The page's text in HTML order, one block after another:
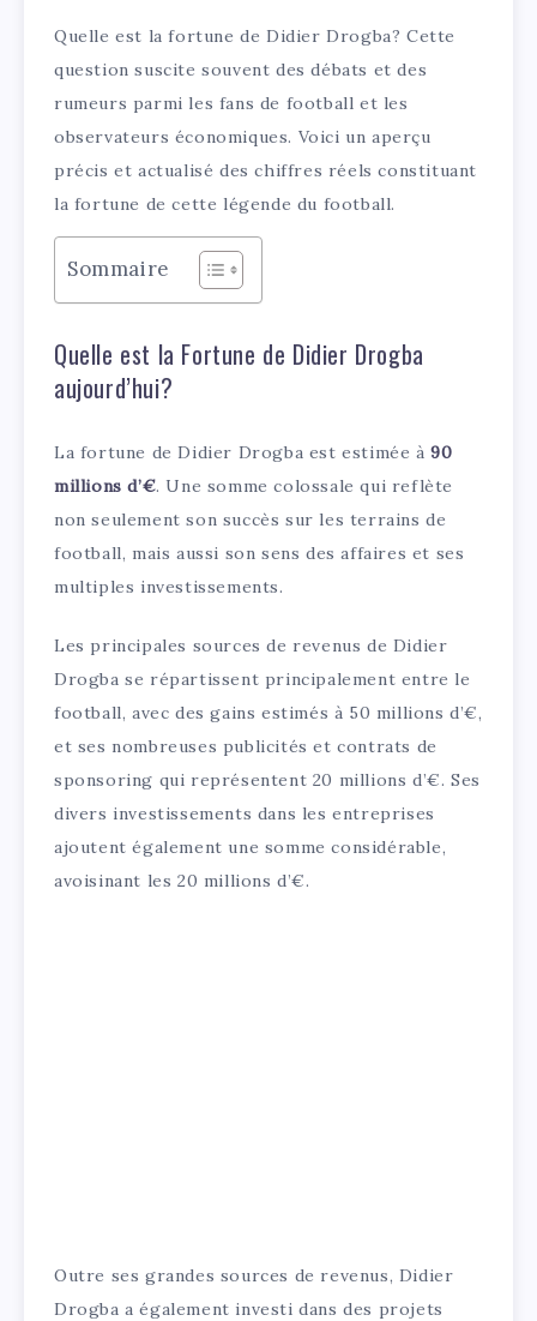
Quelle est la fortune de Didier Drogba? Cette
question suscite souvent des débats et des
rumeurs parmi les fans de football et les
observateurs économiques. Voici un aperçu
précis et actualisé des chiffres réels constituant
la fortune de cette légende du football.
Sommaire
Quelle est la Fortune de Didier Drogba
aujourd’hui?
La fortune de Didier Drogba est estimée à90
millions d’€. Une somme colossale qui reflète
non seulement son succès sur les terrains de
football, mais aussi son sens des affaires et ses
multiples investissements.
Les principales sources de revenus de Didier
Drogba se répartissent principalement entre le
football, avec des gains estimés à 50 millions d’€,
et ses nombreuses publicités et contrats de
sponsoring qui représentent 20 millions d’€. Ses
divers investissements dans les entreprises
ajoutent également une somme considérable,
avoisinant les 20 millions d’€.
Outre ses grandes sources de revenus, Didier
Drogba a également investi dans des projets